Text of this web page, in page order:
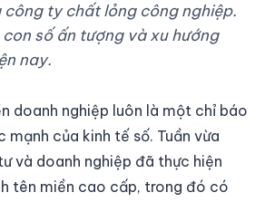
công ty chất lỏng công nghiệp.
số ấn tượng và xu hướng
nay.
doanh nghiệp luôn là một chỉ báo
mạnh của kinh tế số. Tuần vừa
và doanh nghiệp đã thực hiện
tên miền cao cấp, trong đó có